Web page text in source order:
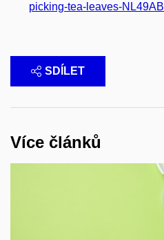
picking-tea-leaves-
SDÍLET
Více článků